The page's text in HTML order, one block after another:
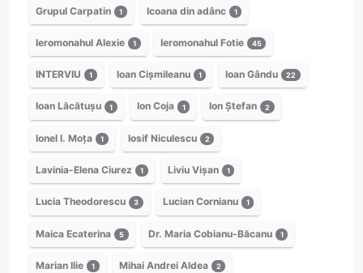
Grupul Carpatin 1 Icoana din adânc 1
Ieromonahul Alexie 1 Ieromonahul Fotie 45
INTERVIU 1 Ioan Cișmileanu 1 Ioan Gându 22
Ioan Lăcătușu 1 Ion Coja 1 Ion Ștefan 2
Ionel I. Moța 1 Iosif Niculescu 2
Lavinia-Elena Ciurez 1 Liviu Vișan 1
Lucia Theodorescu 3 Lucian Cornianu 1
Maica Ecaterina 5 Dr. Maria Cobianu-Băcanu 1
Marian Ilie 1 Mihai Andrei Aldea 2